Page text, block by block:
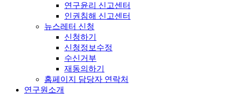
연구윤리 신고센터
인권침해 신고센터
뉴스레터 신청
신청하기
신청정보수정
수신거부
재동의하기
홈페이지 담당자 연락처
연구원소개